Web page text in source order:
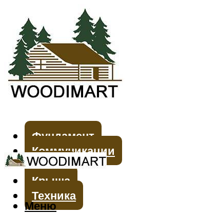
Фундамент
Коммуникации
Стены
Крыша
Техника
Меню